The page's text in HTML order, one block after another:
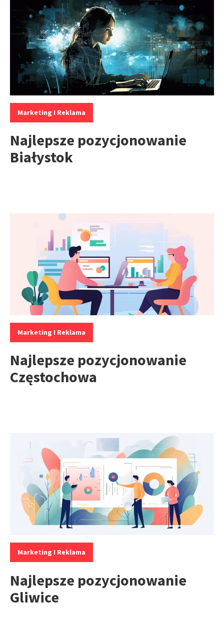
Kategorie:
Marketing I Reklama
Najlepsze pozycjonowanie
Białystok
Kategorie:
Marketing I Reklama
Najlepsze pozycjonowanie
Częstochowa
Kategorie:
Marketing I Reklama
Najlepsze pozycjonowanie
Gliwice